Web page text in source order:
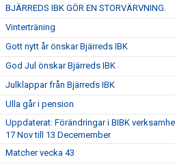
BJÄRREDS IBK GÖR EN STORVÄRVNING.
Vinterträning
Gott nytt år önskar Bjärreds IBK
God Jul önskar Bjärreds IBK
Julklappar från Bjärreds IBK
Ulla går i pension
Uppdaterat: Förändringar i BIBK
17 Nov till 13 Decemember
Matcher vecka 43